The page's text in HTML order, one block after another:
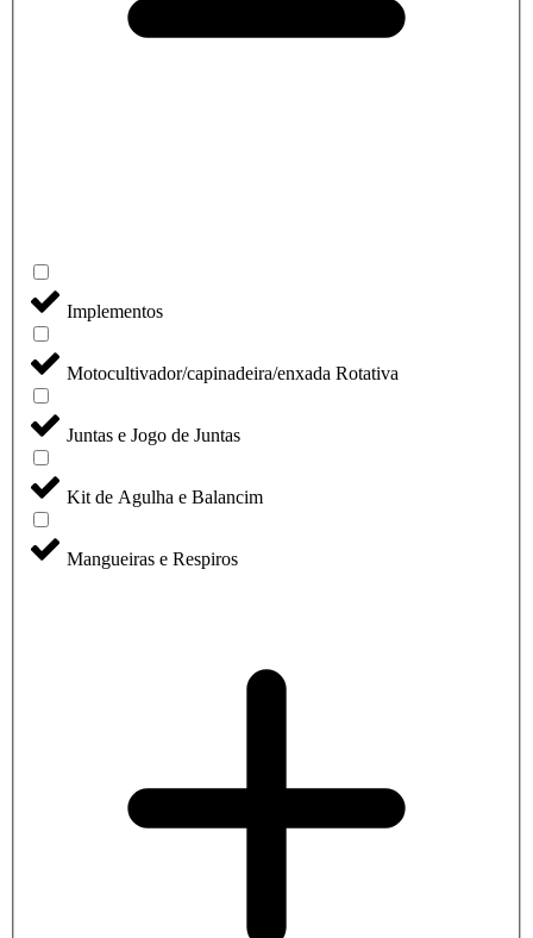
Implementos
Motocultivador/capinadeira/enxada Rotativa
Juntas e Jogo de Juntas
Kit de Agulha e Balancim
Mangueiras e Respiros